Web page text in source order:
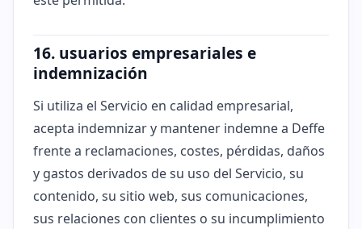
16. usuarios empresariales e
indemnización
Si utiliza el Servicio en calidad empresarial,
acepta indemnizar y mantener indemne a Deffe
frente a reclamaciones, costes, pérdidas, daños
y gastos derivados de su uso del Servicio, su
contenido, su sitio web, sus comunicaciones,
sus relaciones con clientes o su incumplimiento